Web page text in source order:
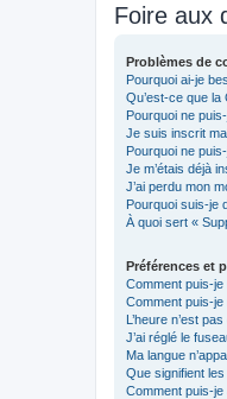
Foire aux
Problèmes de
Pourquoi ai-je
Qu’est-ce que la
Pourquoi ne
Je suis inscrit
Pourquoi ne
Je m’étais déjà
J’ai perdu mon
Pourquoi suis-je
À quoi sert «
Préférences et
Comment puis-
Comment puis-je
L’heure n’est
J’ai réglé le
Ma langue
Que signifient
Comment puis-